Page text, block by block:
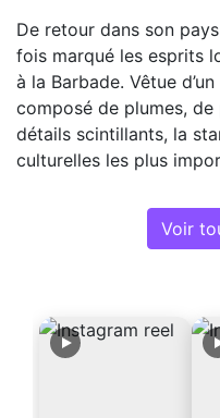
De retour dans son
fois marqué les esprits
à la Barbade. Vêtue
composé de plumes,
détails scintillants, la
culturelles les plus
Voir